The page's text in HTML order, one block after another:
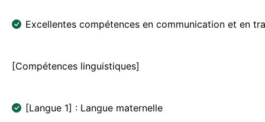
Excellentes compétences en communication et en
[Compétences linguistiques]
[Langue 1] : Langue maternelle